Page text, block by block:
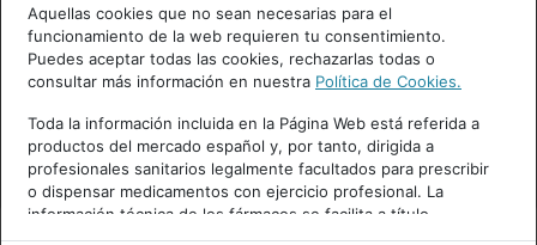
Accede o regístrate con tu email.
Cancelar
Aquellas cookies que no sean necesarias para el
funcionamiento de la web requieren tu consentimiento.
Puedes aceptar todas las cookies, rechazarlas todas o
consultar más información en nuestra Política de Cookies.
Toda la información incluida en la Página Web está referida a
productos del mercado español y, por tanto, dirigida a
profesionales sanitarios legalmente facultados para prescribir
o dispensar medicamentos con ejercicio profesional. La
información técnica de los fármacos se facilita a título
meramente informativo, siendo responsabilidad de los